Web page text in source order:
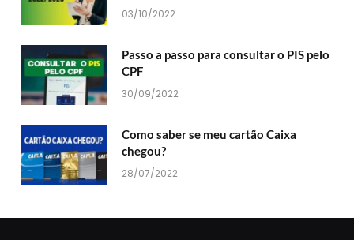
03/10/2022
Passo a passo para consultar o PIS pelo
CPF
30/09/2022
Como saber se meu cartão Caixa
chegou?
28/07/2022